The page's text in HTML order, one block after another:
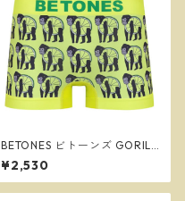
BETONES ビトーンズ GORILL
IM2 YELLOW メンズ フリーサ
イズ ボクサーパンツ ※ネコポ
スで送料無料※
¥2,530